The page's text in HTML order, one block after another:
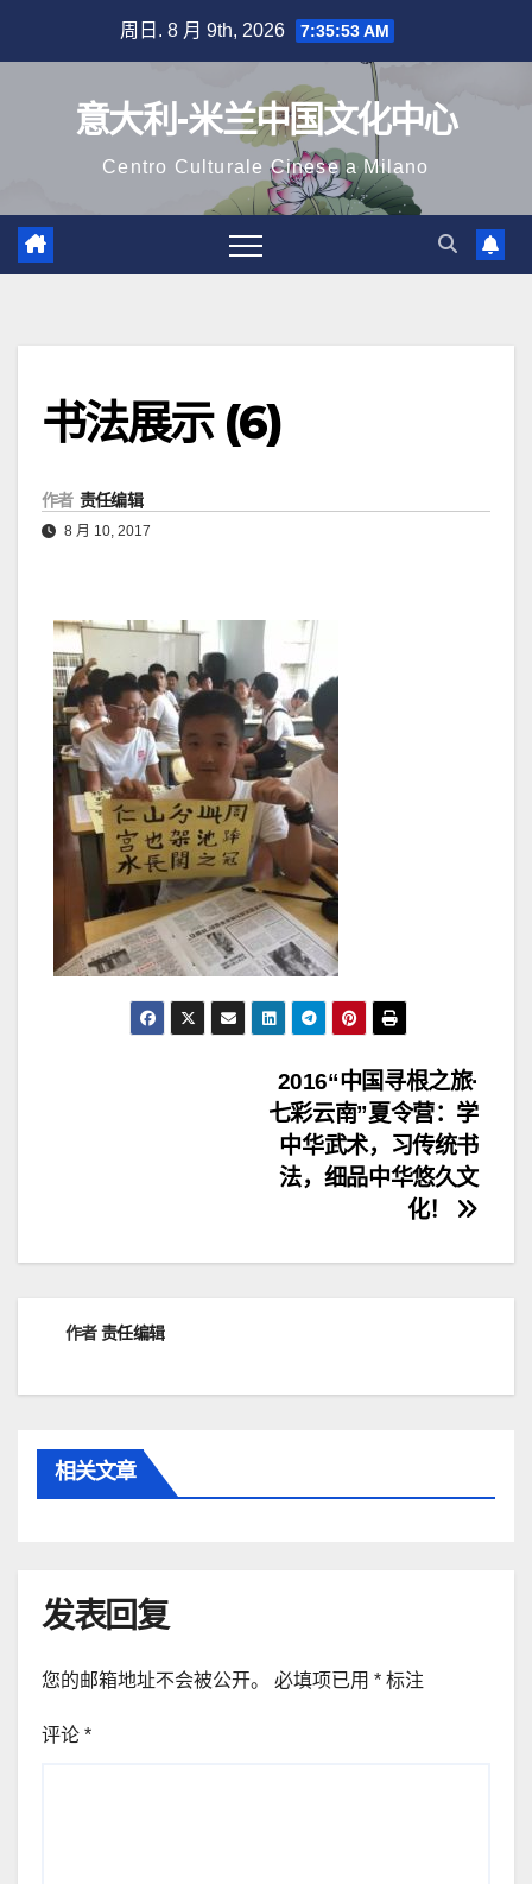
周日. 8 月 9th, 2026 7:35:53 AM
意大利-米兰中国文化中心
Centro Culturale Cinese a Milano
书法展示 (6)
作者 责任编辑
8 月 10, 2017
2016“中国寻根之旅·
七彩云南”夏令营：学
中华武术，习传统书
法，细品中华悠久文
化！
作者责任编辑
相关文章
发表回复
您的邮箱地址不会被公开。 必填项已用 * 标注
评论 *